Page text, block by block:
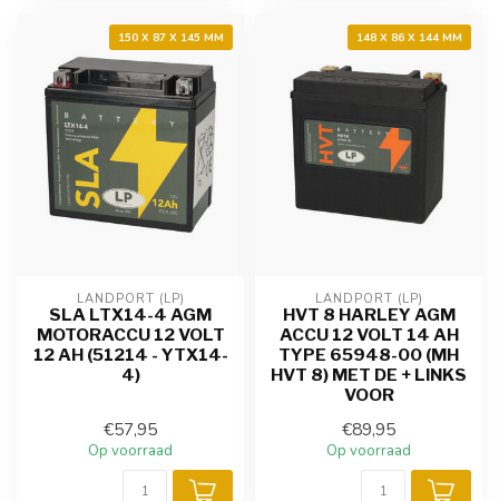
150 X 87 X 145 MM
LANDPORT (LP)
SLA LTX14-4 AGM
MOTORACCU 12 VOLT
12 AH (51214 - YTX14-
4)
€57,95
Op voorraad
148 X 86 X 144 MM
LANDPORT (LP)
HVT 8 HARLEY AGM
ACCU 12 VOLT 14 AH
TYPE 65948-00 (MH
HVT 8) MET DE + LINKS
VOOR
€89,95
Op voorraad